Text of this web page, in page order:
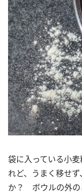
袋に入っている小
れど、うまく移せ
か？ ボウルの外の